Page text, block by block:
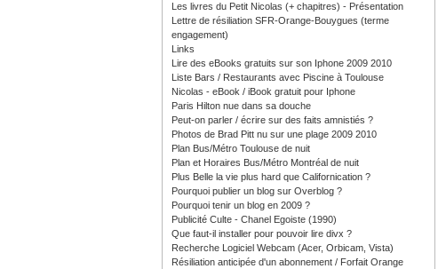
Les livres du Petit Nicolas (+ chapitres) - Présentation
Lettre de résiliation SFR-Orange-Bouygues (terme
engagement)
Links
Lire des eBooks gratuits sur son Iphone 2009 2010
Liste Bars / Restaurants avec Piscine à Toulouse
Nicolas - eBook / iBook gratuit pour Iphone
Paris Hilton nue dans sa douche
Peut-on parler / écrire sur des faits amnistiés ?
Photos de Brad Pitt nu sur une plage 2009 2010
Plan Bus/Métro Toulouse de nuit
Plan et Horaires Bus/Métro Montréal de nuit
Plus Belle la vie plus hard que Californication ?
Pourquoi publier un blog sur Overblog ?
Pourquoi tenir un blog en 2009 ?
Publicité Culte - Chanel Egoiste (1990)
Que faut-il installer pour pouvoir lire divx ?
Recherche Logiciel Webcam (Acer, Orbicam, Vista)
Résiliation anticipée d'un abonnement / Forfait Orange